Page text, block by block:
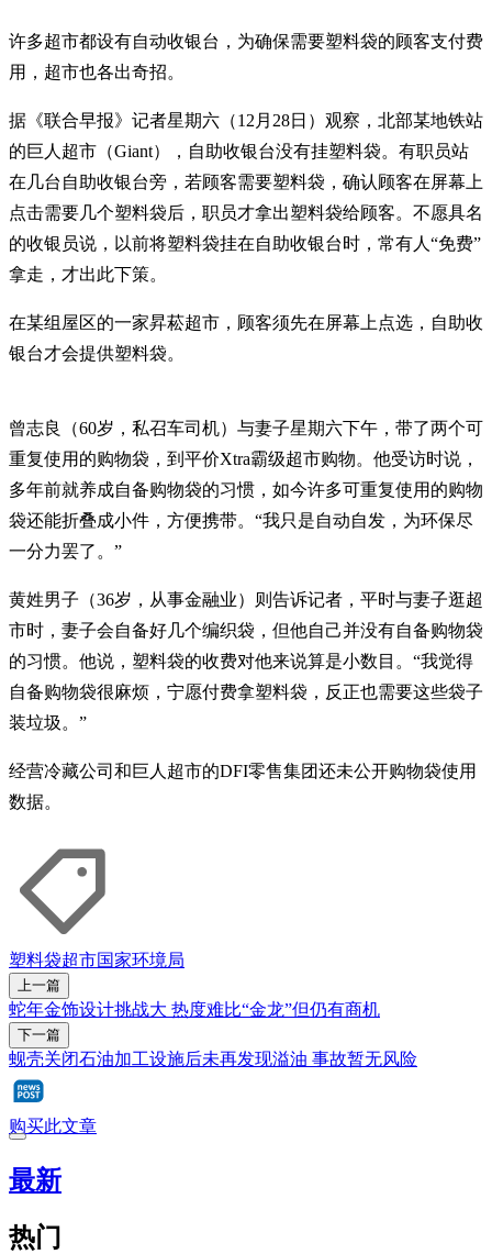
许多超市都设有自动收银台，为确保需要塑料袋的顾客支付费
用，超市也各出奇招。
据《联合早报》记者星期六（12月28日）观察，北部某地铁站
的巨人超市（Giant），自助收银台没有挂塑料袋。有职员站
在几台自助收银台旁，若顾客需要塑料袋，确认顾客在屏幕上
点击需要几个塑料袋后，职员才拿出塑料袋给顾客。不愿具名
的收银员说，以前将塑料袋挂在自助收银台时，常有人“免费”
拿走，才出此下策。
在某组屋区的一家昇菘超市，顾客须先在屏幕上点选，自助收
银台才会提供塑料袋。
曾志良（60岁，私召车司机）与妻子星期六下午，带了两个可
重复使用的购物袋，到平价Xtra霸级超市购物。他受访时说，
多年前就养成自备购物袋的习惯，如今许多可重复使用的购物
袋还能折叠成小件，方便携带。“我只是自动自发，为环保尽
一分力罢了。”
黄姓男子（36岁，从事金融业）则告诉记者，平时与妻子逛超
市时，妻子会自备好几个编织袋，但他自己并没有自备购物袋
的习惯。他说，塑料袋的收费对他来说算是小数目。“我觉得
自备购物袋很麻烦，宁愿付费拿塑料袋，反正也需要这些袋子
装垃圾。”
经营冷藏公司和巨人超市的DFI零售集团还未公开购物袋使用
数据。
塑料袋超市国家环境局
上一篇
蛇年金饰设计挑战大 热度难比“金龙”但仍有商机
下一篇
蚬壳关闭石油加工设施后未再发现溢油 事故暂无风险
购买此文章
最新
热门